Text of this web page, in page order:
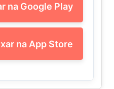
na Google Play
na App Store